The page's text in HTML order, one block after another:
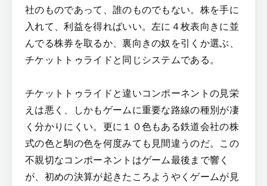
社のものであって、誰のものでもない。株を手に
入れて、利益を得ればいい。左に４枚表向きに並
んでる株券を取るか、裏向きの奴を引くか選ぶ、
チケットトゥライドと同じシステムである。
チケットトゥライドと違いコンポーネントの見栄
えは悪く、しかもゲームに重要な路線の種別が凄
く分かりにくい。更に１０色もある鉄道会社の株
式の色と駒の色を何度みても見間違うのだ。この
不親切なコンポーネントはゲーム最後まで響く
が、初めの決算が起きたころようやくゲームが見